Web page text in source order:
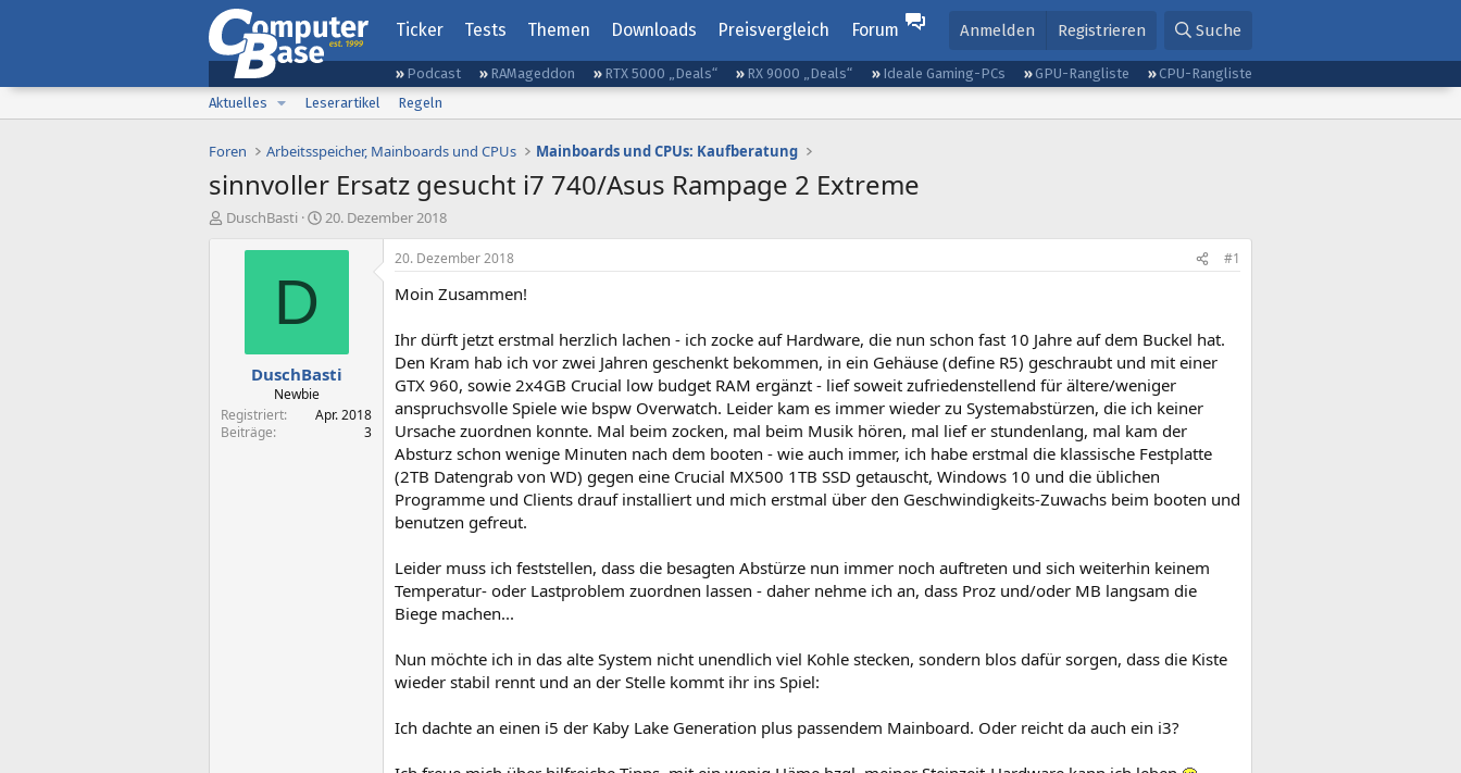
Ticker Tests Themen Downloads Preisvergleich Forum Anmelden Registrieren Suche
Podcast RAMageddon RTX 5000 „Deals“ RX 9000 „Deals“ Ideale Gaming-PCs GPU-Rangliste
CPU-Rangliste
Aktuelles
Leserartikel Regeln
Foren Arbeitsspeicher, Mainboards und CPUs Mainboards und CPUs: Kaufberatung
sinnvoller Ersatz gesucht i7 740/Asus Rampage 2 Extreme
E
DuschBasti
E
s
t
a
20. Dezember 2018
D
DuschBasti
Newbie
Registriert
Apr. 2018
Beiträge
3
20. Dezember 2018 #1
Moin Zusammen!
Ihr dürft jetzt erstmal herzlich lachen - ich zocke auf Hardware, die nun schon fast 10 Jahre auf dem Buckel hat.
Den Kram hab ich vor zwei Jahren geschenkt bekommen, in ein Gehäuse (define R5) geschraubt und mit einer
GTX 960, sowie 2x4GB Crucial low budget RAM ergänzt - lief soweit zufriedenstellend für ältere/weniger
anspruchsvolle Spiele wie bspw Overwatch. Leider kam es immer wieder zu Systemabstürzen, die ich keiner
Ursache zuordnen konnte. Mal beim zocken, mal beim Musik hören, mal lief er stundenlang, mal kam der
Absturz schon wenige Minuten nach dem booten - wie auch immer, ich habe erstmal die klassische Festplatte
(2TB Datengrab von WD) gegen eine Crucial MX500 1TB SSD getauscht, Windows 10 und die üblichen
Programme und Clients drauf installiert und mich erstmal über den Geschwindigkeits-Zuwachs beim booten und
benutzen gefreut.
Leider muss ich feststellen, dass die besagten Abstürze nun immer noch auftreten und sich weiterhin keinem
Temperatur- oder Lastproblem zuordnen lassen - daher nehme ich an, dass Proz und/oder MB langsam die
Biege machen...
Nun möchte ich in das alte System nicht unendlich viel Kohle stecken, sondern blos dafür sorgen, dass die Kiste
wieder stabil rennt und an der Stelle kommt ihr ins Spiel:
Ich dachte an einen i5 der Kaby Lake Generation plus passendem Mainboard. Oder reicht da auch ein i3?